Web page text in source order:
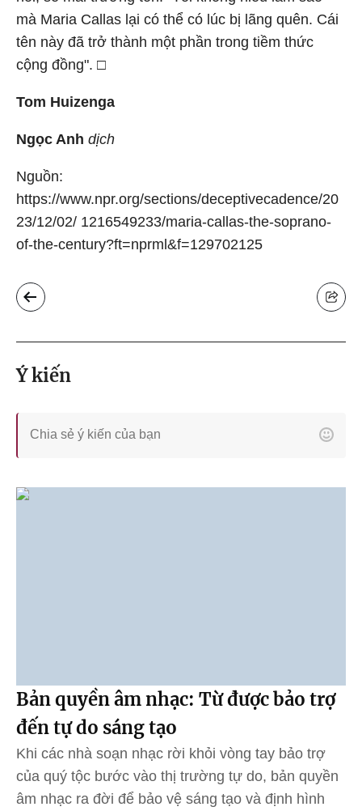
mà Maria Callas lại có thể có lúc bị lãng quên. Cái
tên này đã trở thành một phần trong tiềm thức
cộng đồng". □
Tom Huizenga
Ngọc Anh dịch
Nguồn:
https://www.npr.org/sections/deceptivecadence/20
23/12/02/ 1216549233/maria-callas-the-soprano-
of-the-century?ft=nprml&f=129702125
Ý kiến
Bản quyền âm nhạc: Từ được bảo trợ
đến tự do sáng tạo
Khi các nhà soạn nhạc rời khỏi vòng tay bảo trợ
của quý tộc bước vào thị trường tự do, bản quyền
âm nhạc ra đời để bảo vệ sáng tạo và định hình